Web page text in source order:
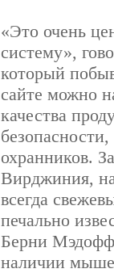
«Это очень
систему»,
который
сайте можно
качества
охранников.
Вирджиния,
всегда
печально
Берни
наличии